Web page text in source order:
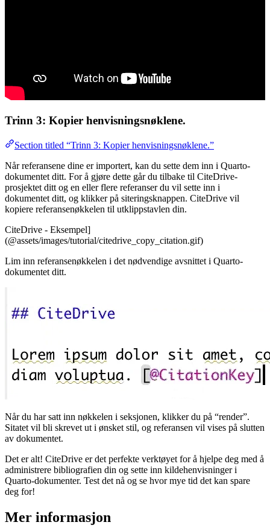
Trinn 3: Kopier henvisningsnøklene.
Section titled “Trinn 3: Kopier henvisningsnøklene.”
Når referansene dine er importert, kan du sette dem inn i Quarto-
dokumentet ditt. For å gjøre dette går du tilbake til CiteDrive-
prosjektet ditt og en eller flere referanser du vil sette inn i
dokumentet ditt, og klikker på siteringsknappen. CiteDrive vil
kopiere referansenøkkelen til utklippstavlen din.
CiteDrive - Eksempel]
(@assets/images/tutorial/citedrive_copy_citation.gif)
Lim inn referansenøkkelen i det nødvendige avsnittet i Quarto-
dokumentet ditt.
Når du har satt inn nøkkelen i seksjonen, klikker du på “render”.
Sitatet vil bli skrevet ut i ønsket stil, og referansen vil vises på slutten
av dokumentet.
Det er alt! CiteDrive er det perfekte verktøyet for å hjelpe deg med å
administrere bibliografien din og sette inn kildehenvisninger i
Quarto-dokumenter. Test det nå og se hvor mye tid det kan spare
deg for!
Mer informasjon